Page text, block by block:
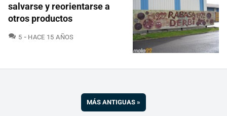
salvarse y reorientarse a
otros productos
5 COMENTARIOS
HACE 15 AÑOS
MÁS ANTIGUAS »